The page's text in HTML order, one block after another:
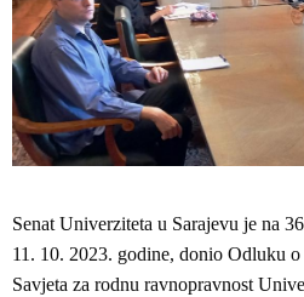
Senat Univerziteta u Sarajevu je na
11. 10. 2023. godine, donio Odluku
Savjeta za rodnu ravnopravnost